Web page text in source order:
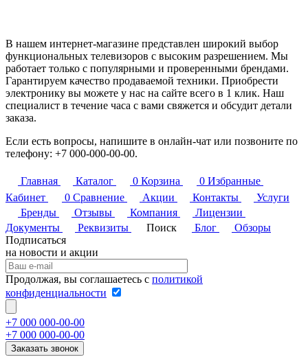
В нашем интернет-магазине представлен широкий выбор
функциональных телевизоров с высоким разрешением. Мы
работает только с популярными и проверенными брендами.
Гарантируем качество продаваемой техники. Приобрести
электронику вы можете у нас на сайте всего в 1 клик. Наш
специалист в течение часа с вами свяжется и обсудит детали
заказа.
Если есть вопросы, напишите в онлайн-чат или позвоните по
телефону: +7 000-000-00-00.
Главная Каталог 0 Корзина 0 Избранные
Кабинет
0 Сравнение Акции Контакты
Услуги
Бренды
Отзывы Компания
Лицензии
Документы
Реквизиты Поиск Блог
Обзоры
Подписаться
на новости и акции
Продолжая, вы соглашаетесь с политикой
конфиденциальности
+7 000 000-00-00
+7 000 000-00-00
Заказать звонок